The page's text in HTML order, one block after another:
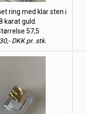
ring med klar sten i
karat guld.
57,5
DKK pr. stk.